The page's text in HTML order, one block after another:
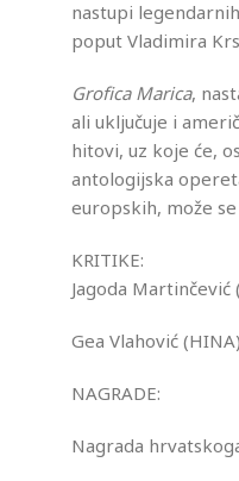
nastupi
poput Vladimira
Grofica Marica,
ali uključuje i
hitovi, uz koje će,
antologijska
europskih, može
KRITIKE:
Jagoda Martinčević
Gea Vlahović
NAGRADE:
Nagrada